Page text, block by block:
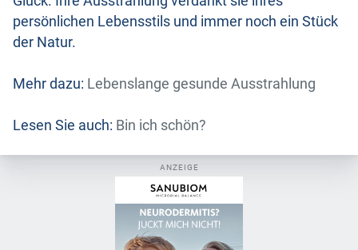
persönlichen Lebensstils und immer noch ein Stück
der Natur.
Mehr dazu: Lebenslange gesunde Ausstrahlung
Lesen Sie auch: Bin ich schön?
ANZEIGE